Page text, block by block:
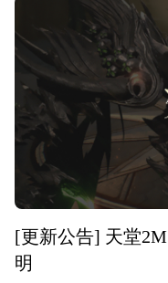
[更新公告] 天堂
明